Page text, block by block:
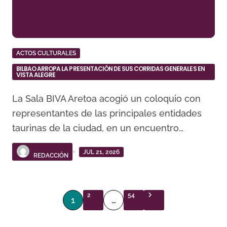
ACTOS CULTURALES
BILBAO ARROPA LA PRESENTACIÓN DE SUS CORRIDAS GENERALES EN
VISTA ALEGRE
La Sala BIVA Aretoa acogió un coloquio con
representantes de las principales entidades
taurinas de la ciudad, en un encuentro…
REDACCIÓN
JUL 21, 2026
P1 2 … 54